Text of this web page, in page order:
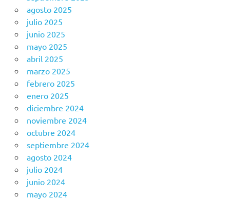
agosto 2025
julio 2025
junio 2025
mayo 2025
abril 2025
marzo 2025
febrero 2025
enero 2025
diciembre 2024
noviembre 2024
octubre 2024
septiembre 2024
agosto 2024
julio 2024
junio 2024
mayo 2024